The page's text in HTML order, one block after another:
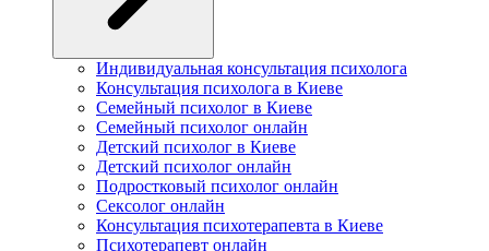
Индивидуальная консультация психолога
Консультация психолога в Киеве
Семейный психолог в Киеве
Семейный психолог онлайн
Детский психолог в Киеве
Детский психолог онлайн
Подростковый психолог онлайн
Сексолог онлайн
Консультация психотерапевта в Киеве
Психотерапевт онлайн